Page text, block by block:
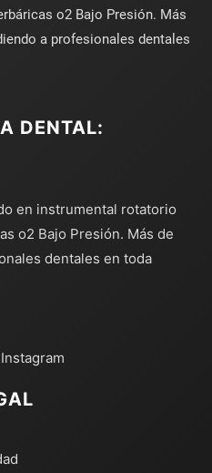
o2 Bajo Presión. Más
a profesionales dentales
DENTAL:
en instrumental rotatorio
o2 Bajo Presión. Más de
dentales en toda